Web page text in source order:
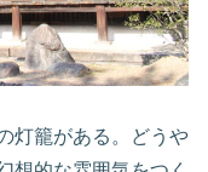
灯籠がある。どうや